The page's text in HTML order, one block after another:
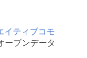
イティブコモ
ープンデータ